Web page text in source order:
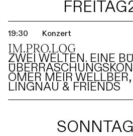
FREITAG
19:30 Konzert
IM.PRO.LOG
ZWEI WELTEN. EINE
OMER MEIR
LINGNAU & FRIENDS
SONNTAG